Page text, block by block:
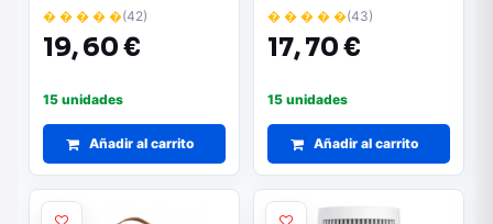
� � � � �(42)
19,60 €
15 unidades
Añadir al carrito
� � � � �(43)
17,70 €
15 unidades
Añadir al carrito